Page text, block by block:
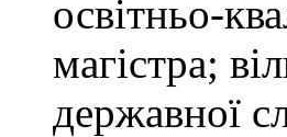
освітньо-
магістра;
державної